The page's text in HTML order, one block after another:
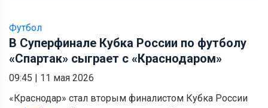
Футбол
В Суперфинале Кубка России по футболу
«Спартак» сыграет с «Краснодаром»
09:45 | 11 мая 2026
«Краснодар» стал вторым финалистом Кубка России